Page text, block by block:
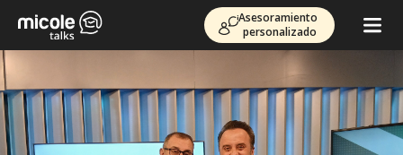
Asesoramiento
personalizado